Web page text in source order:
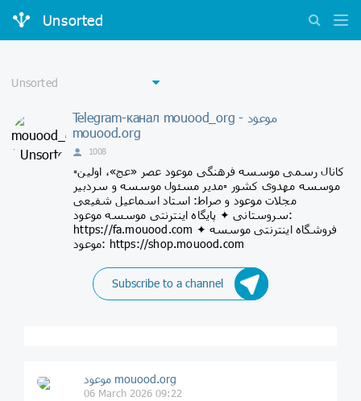
Unsorted
Telegram-канал mouood_org - موعود
mouood.org
1008
▫️کانال رسمی موسسه فرهنگی موعود عصر «عج»، اولین
موسسه مهدوی کشور ▫️مدیر مسئول موسسه و سردبیر
مجلات موعود و صراط: استاد اسماعیل شفیعی
سروستانی ✦ پایگاه اینترنتی موسسه موعود:
https://fa.mouood.com ✦ فروشگاه اینترنتی موسسه
موعود: https://shop.mouood.com
Subscribe to a channel
موعود mouood.org
06 March 2026 09:22